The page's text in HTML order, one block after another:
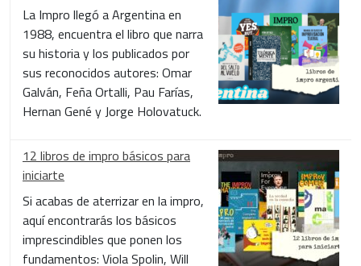
La Impro llegó a Argentina en
1988, encuentra el libro que narra
su historia y los publicados por
sus reconocidos autores: Omar
Galván, Feña Ortalli, Pau Farías,
Hernan Gené y Jorge Holovatuck.
12 libros de impro básicos para
iniciarte
Si acabas de aterrizar en la impro,
aquí encontrarás los básicos
imprescindibles que ponen los
fundamentos: Viola Spolin, Will